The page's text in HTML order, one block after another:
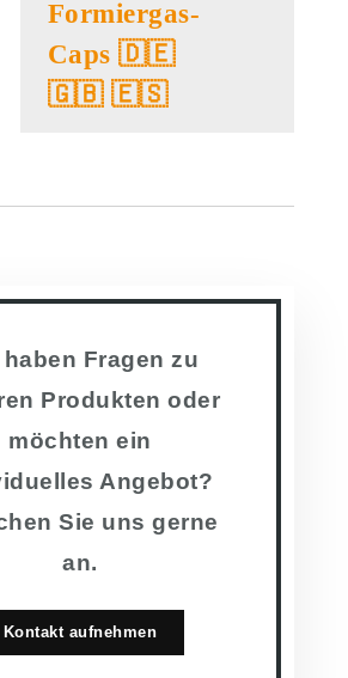
Formiergas-
Caps 🇩🇪
🇬🇧 🇪🇸
haben Fragen zu
Produkten oder
möchten ein
Angebot?
Sie uns gerne
an.
Kontakt aufnehmen